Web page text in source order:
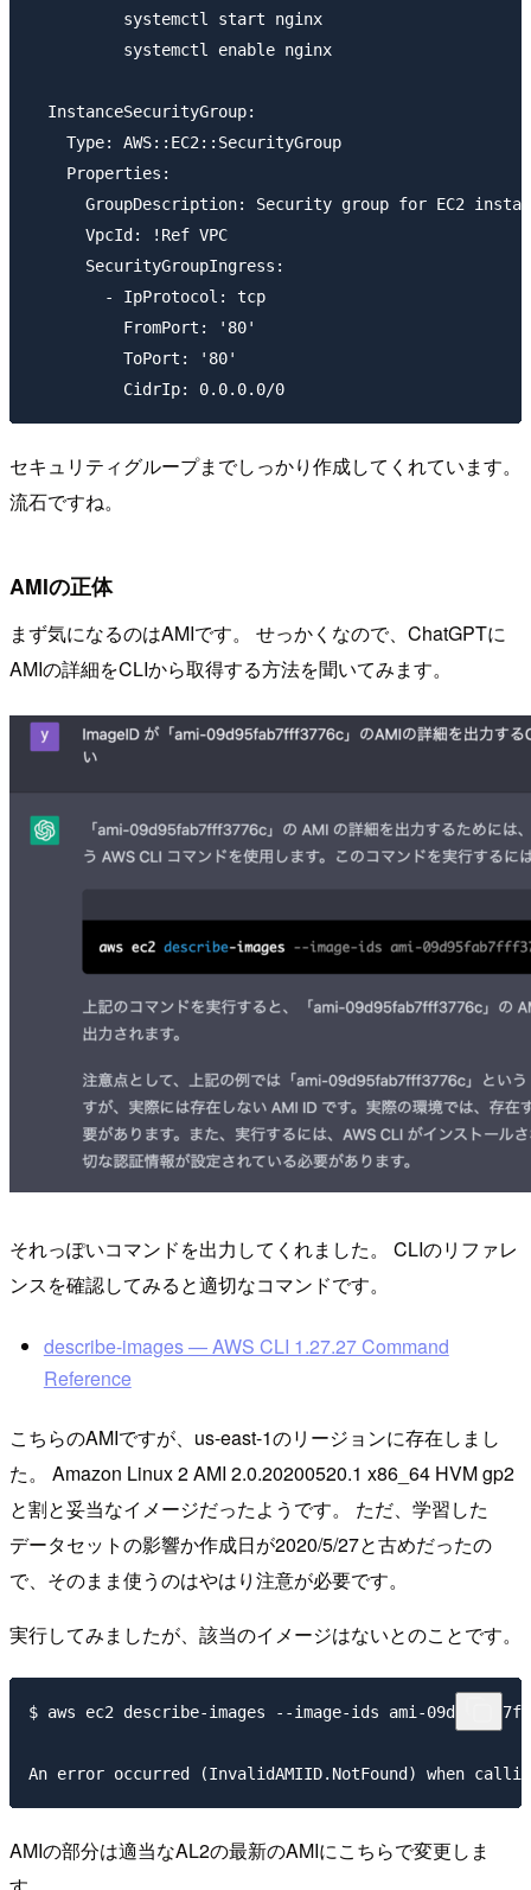
          systemctl start nginx
          systemctl enable nginx
  InstanceSecurityGroup:
    Type: AWS::EC2::SecurityGroup
    Properties:
GroupDescription: Security group for EC2
      VpcId: !Ref VPC
      SecurityGroupIngress:
        - IpProtocol: tcp
          FromPort: '80'
          ToPort: '80'
セキュリティグループまでしっかり作成してくれています。
流石ですね。
AMIの正体
まず気になるのはAMIです。 せっかくなので、ChatGPTに
AMIの詳細をCLIから取得する方法を聞いてみます。
それっぽいコマンドを出力してくれました。 CLIのリファレ
ンスを確認してみると適切なコマンドです。
describe-images — AWS CLI 1.27.27 Command
Reference
こちらのAMIですが、us-east-1のリージョンに存在しまし
た。 Amazon Linux 2 AMI 2.0.20200520.1 x86_64 HVM gp2
と割と妥当なイメージだったようです。 ただ、学習した
データセットの影響か作成日が2020/5/27と古めだったの
で、そのまま使うのはやはり注意が必要です。
実行してみましたが、該当のイメージはないとのことです。
$ aws ec2 describe-images --image-ids ami-
AMIの部分は適当なAL2の最新のAMIにこちらで変更しま